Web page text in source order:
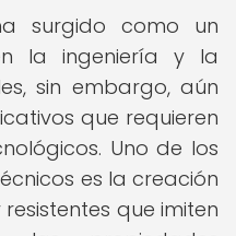
surgido como un
la ingeniería y la
sin embargo, aún
que requieren
Uno de los
es la creación
que imiten